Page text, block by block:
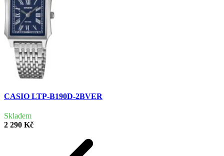
CASIO LTP-B190D-2BVER
Skladem
2 290 Kč